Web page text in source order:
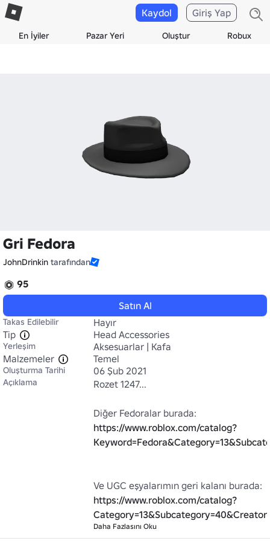
En İyiler Pazar Yeri Oluştur Robux
Kaydol Giriş Yap
Gri Fedora
JohnDrinkin tarafından
95
Satın Al
Takas Edilebilir
Hayır
Tip
Head Accessories
Yerleşim
Aksesuarlar | Kafa
Malzemeler
Temel
Oluşturma Tarihi 06 Şub 2021
Açıklama Rozet 1247...
https://www.roblox.com/catalog?
https://www.roblox.com/catalog?
Daha Fazlasını Oku